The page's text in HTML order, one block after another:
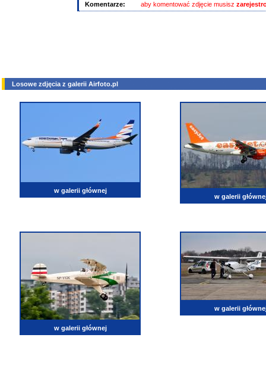
Komentarze:
aby komentować zdjęcie musisz
Losowe zdjęcia z galerii Airfoto.pl
w galerii głównej
w galerii
w galerii głównej
w galerii